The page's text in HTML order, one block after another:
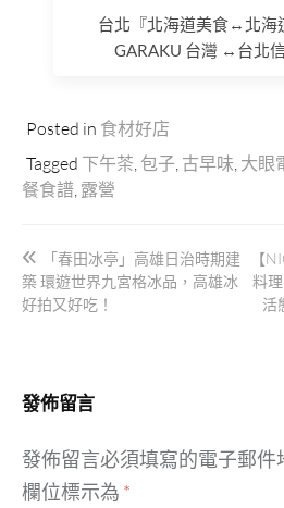
台北『北海道美食↔北海
GARAKU 台灣 ↔台北
Posted in 食材好店
Tagged 下午茶 包子 古早味 大眼
餐食譜 露營
文
章
導
「春田冰亭」高雄日治時期建
築 環遊世界九宮格冰品，高雄冰
好拍又好吃！
【
料
活
發佈留言
發佈留言必須填寫的電子郵件
欄位標示為 *